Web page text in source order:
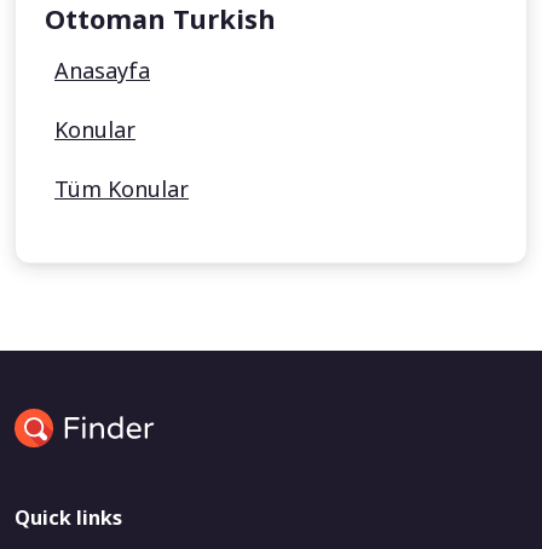
Ottoman Turkish
Anasayfa
Konular
Tüm Konular
Quick links